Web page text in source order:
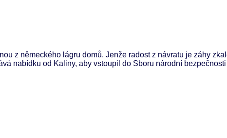
z německého lágru domů. Jenže radost z návratu je záhy
nabídku od Kaliny, aby vstoupil do Sboru národní